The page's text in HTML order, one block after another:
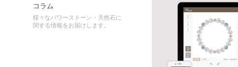
コラム
様々なパワーストーン・天然石に
関する情報をお届けします。